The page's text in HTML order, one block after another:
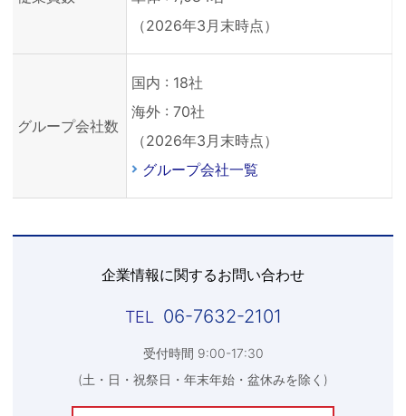
（2026年3月末時点）
グループ会社数
国内 : 18社
海外 : 70社
（2026年3月末時点）
グループ会社一覧
企業情報に関するお問い合わせ
06-7632-2101
受付時間 9:00-17:30
(土・日・祝祭日・年末年始・盆休みを除く)